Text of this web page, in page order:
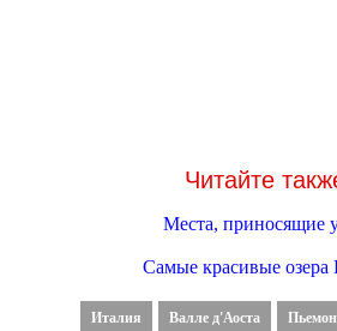
Читайте
Места, приносящие
Самые красивые озера
Италия Валле д'Аоста